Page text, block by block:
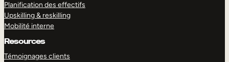
Planification des effectifs
Upskilling & reskilling
Mobilité interne
Resources
Témoignages clients